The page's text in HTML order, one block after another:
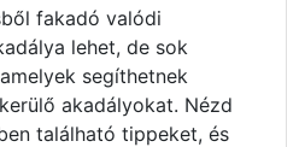
fakadó valódi
lehet, de sok
segíthetnek
akadályokat. Nézd
található tippeket, és